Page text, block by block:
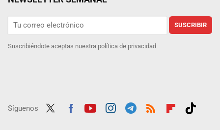
SUSCRIBIR
Suscribiéndote aceptas nuestra política de privacidad
Síguenos